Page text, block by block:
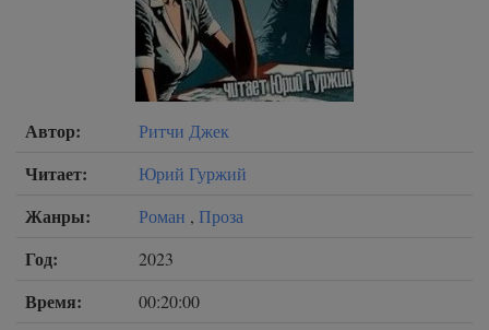
Автор: Ритчи Джек
Читает: Юрий Гуржий
Жанры: Роман , Проза
Год: 2023
Время: 00:20:00